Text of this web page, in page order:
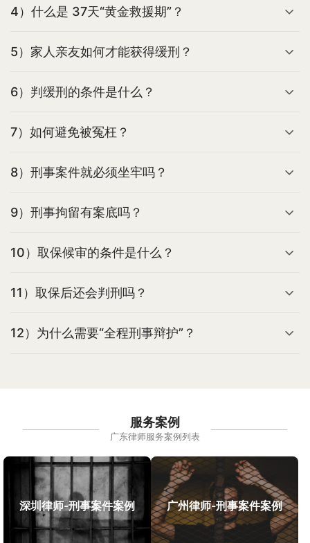
4）什么是 37天“黄金救援期”？
5）家人亲友如何才能获得缓刑？
6）判缓刑的条件是什么？
7）如何避免被冤枉？
8）刑事案件就必须坐牢吗？
9）刑事拘留有案底吗？
10）取保候审的条件是什么？
11）取保后还会判刑吗？
12）为什么需要“全程刑事辩护”？
服务案例
广东律师服务案例列表
深圳律师-刑事案件案例 广州律师-刑事案件案例